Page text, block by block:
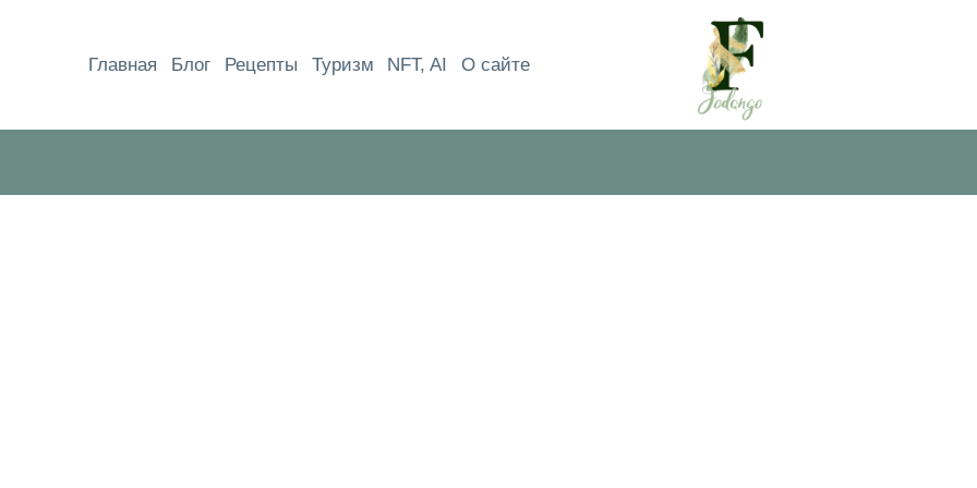
содержимомуГлавная Блог Рецепты Туризм NFT, AI О сайте